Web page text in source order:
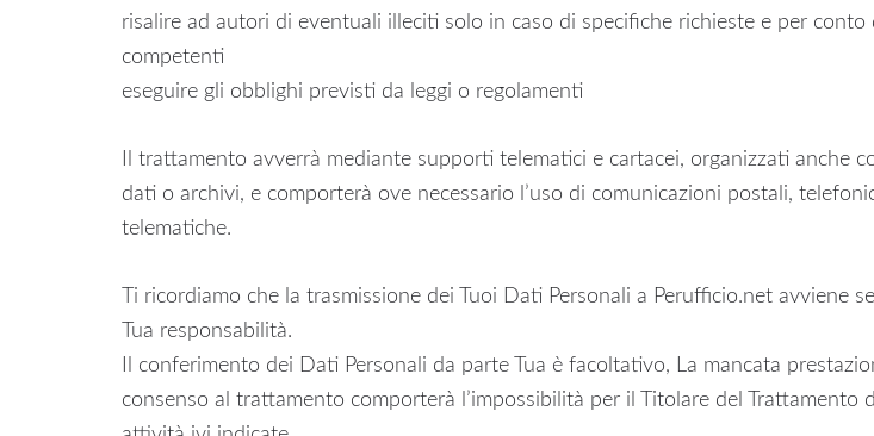
risalire ad autori di eventuali illeciti solo in caso di specifiche richieste e per conto
competenti
eseguire gli obblighi previsti da leggi o regolamenti
Il trattamento avverrà mediante supporti telematici e cartacei, organizzati anche
dati o archivi, e comporterà ove necessario l’uso di comunicazioni postali,
telematiche.
Ti ricordiamo che la trasmissione dei Tuoi Dati Personali a Perufficio.net avviene
Tua responsabilità.
Il conferimento dei Dati Personali da parte Tua è facoltativo, La mancata
consenso al trattamento comporterà l’impossibilità per il Titolare del Trattamento